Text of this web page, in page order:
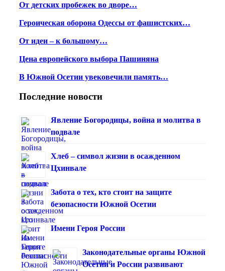
От детских пробежек во дворе…
Героическая оборона Одессы от фашистских…
От идеи – к большому…
Цена европейского выбора Пашиняна
В Южной Осетии увековечили память…
Последние новости
Явление Богородицы, война и молитва в
подвале
Хлеб – символ жизни в осажденном
Цхинвале
Забота о тех, кто стоит на защите
безопасности Южной Осетии
Имени Героя России
Законодательные органы Южной
Осетии и России развивают